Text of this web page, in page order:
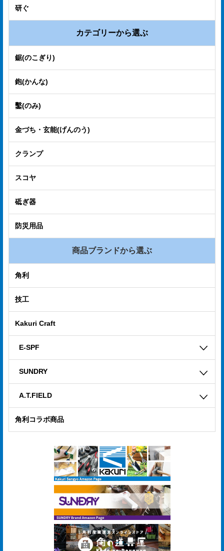
個
報
子
ロ
用
問
せ
COMPANY
ア
ス
ク
ル
登
録
研ぐ
カテゴリーから選ぶ
鋸(のこぎり)
鉋(かんな)
鑿(のみ)
金づち・玄能(げんのう)
クランプ
スコヤ
砥ぎ器
防災用品
商品ブランドから選ぶ
角利
技工
Kakuri Craft
E-SPF
SUNDRY
A.T.FIELD
角利コラボ商品